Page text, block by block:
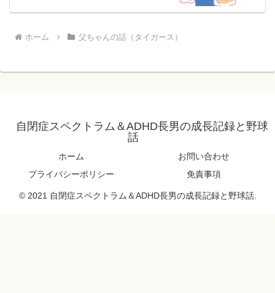
ホーム 父ちゃんの話（タイガース）
自閉症スペクトラム＆ADHD長男の成長記録と野球
話
ホーム
お問い合わせ
プライバシーポリシー
免責事項
© 2021 自閉症スペクトラム＆ADHD長男の成長記録と野球話.